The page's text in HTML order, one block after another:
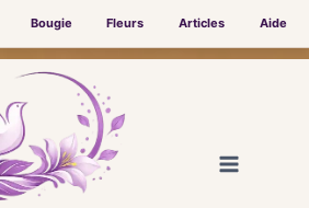
Bougie Fleurs Articles Aide